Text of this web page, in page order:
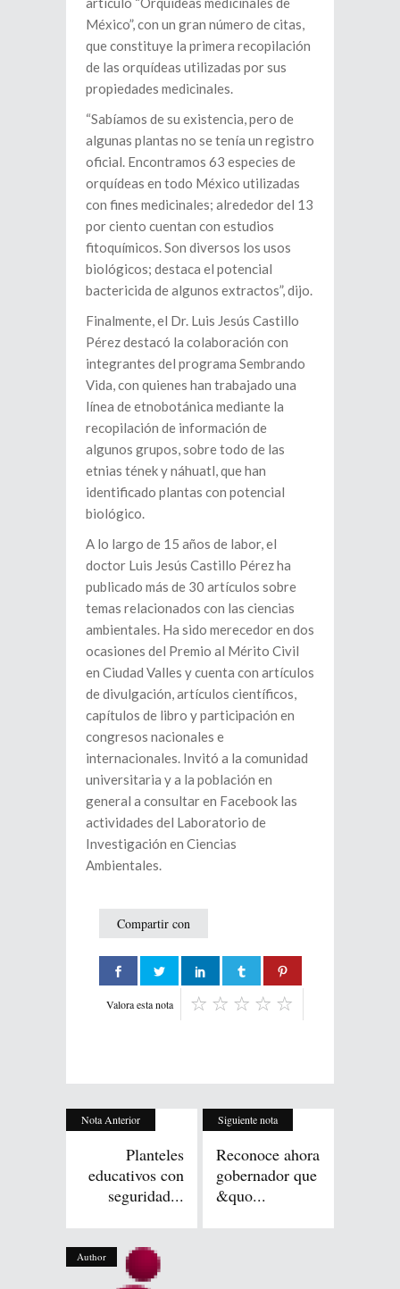
México”, con un gran número de citas,
que constituye la primera recopilación
de las orquídeas utilizadas por sus
propiedades medicinales.
“Sabíamos de su existencia, pero de
algunas plantas no se tenía un registro
oficial. Encontramos 63 especies de
orquídeas en todo México utilizadas
con fines medicinales; alrededor del 13
por ciento cuentan con estudios
fitoquímicos. Son diversos los usos
biológicos; destaca el potencial
bactericida de algunos extractos”, dijo.
Finalmente, el Dr. Luis Jesús Castillo
Pérez destacó la colaboración con
integrantes del programa Sembrando
Vida, con quienes han trabajado una
línea de etnobotánica mediante la
recopilación de información de
algunos grupos, sobre todo de las
etnias tének y náhuatl, que han
identificado plantas con potencial
biológico.
A lo largo de 15 años de labor, el
doctor Luis Jesús Castillo Pérez ha
publicado más de 30 artículos sobre
temas relacionados con las ciencias
ambientales. Ha sido merecedor en dos
ocasiones del Premio al Mérito Civil
en Ciudad Valles y cuenta con artículos
de divulgación, artículos científicos,
capítulos de libro y participación en
congresos nacionales e
internacionales. Invitó a la comunidad
universitaria y a la población en
general a consultar en Facebook las
actividades del Laboratorio de
Investigación en Ciencias
Ambientales.
Compartir con
Valora esta nota
Nota Anterior
Planteles
educativos con
seguridad...
Siguiente nota
Reconoce ahora
gobernador que
&quo...
Author